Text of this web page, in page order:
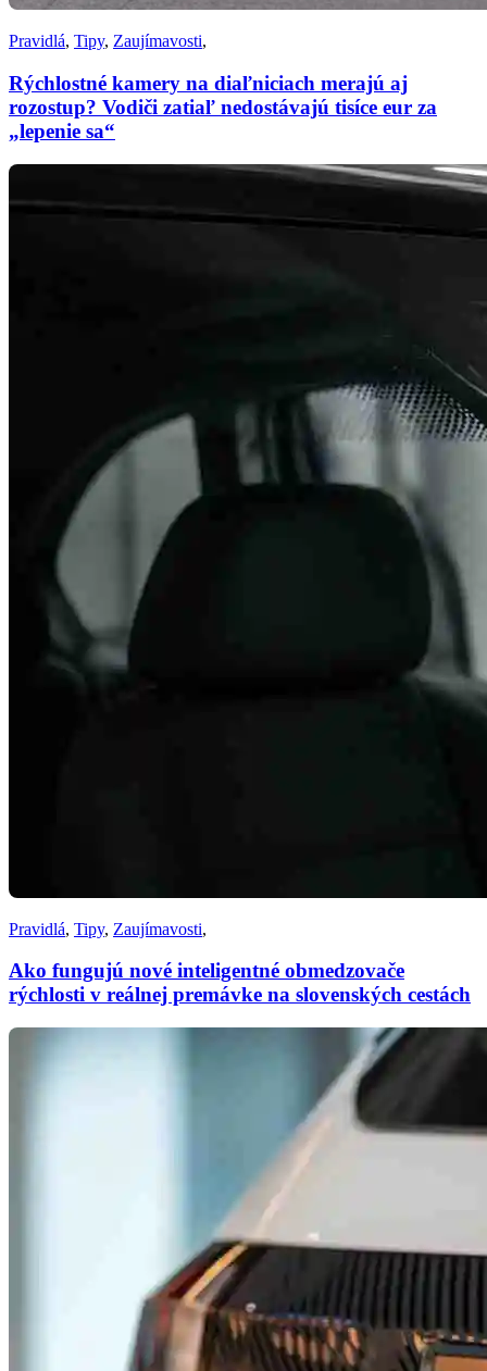
Pravidlá, Tipy, Zaujímavosti,
Rýchlostné kamery na diaľniciach merajú aj
rozostup? Vodiči zatiaľ nedostávajú tisíce eur za
„lepenie sa“
Pravidlá, Tipy, Zaujímavosti,
Ako fungujú nové inteligentné obmedzovače
rýchlosti v reálnej premávke na slovenských cestách